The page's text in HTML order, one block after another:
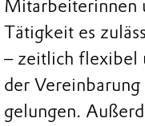
Mitarbeiterinnen
Tätigkeit es
– zeitlich flexibel
der Vereinbarung
gelungen.